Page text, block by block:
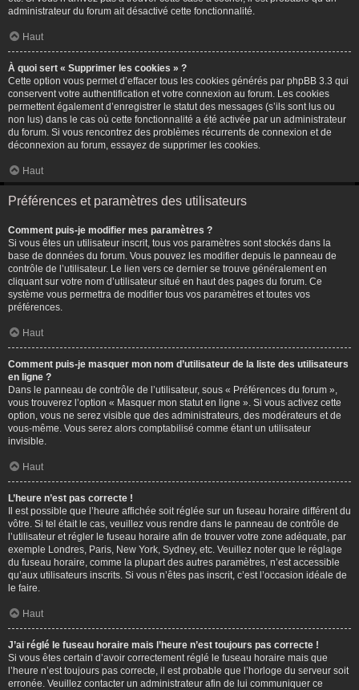
administrateur du forum ait désactivé cette fonctionnalité.
Haut
À quoi sert « Supprimer les cookies » ?
Cette option vous permet d’effacer tous les cookies générés par phpBB 3.3 qui
conservent votre authentification et votre connexion au forum. Les cookies
permettent également d’enregistrer le statut des messages (s’ils sont lus ou
non lus) dans le cas où cette fonctionnalité a été activée par un administrateur
du forum. Si vous rencontrez des problèmes récurrents de connexion et de
déconnexion au forum, essayez de supprimer les cookies.
Haut
Préférences et paramètres des utilisateurs
Comment puis-je modifier mes paramètres ?
Si vous êtes un utilisateur inscrit, tous vos paramètres sont stockés dans la
base de données du forum. Vous pouvez les modifier depuis le panneau de
contrôle de l’utilisateur. Le lien vers ce dernier se trouve généralement en
cliquant sur votre nom d’utilisateur situé en haut des pages du forum. Ce
système vous permettra de modifier tous vos paramètres et toutes vos
préférences.
Haut
Comment puis-je masquer mon nom d’utilisateur de la liste des utilisateurs
en ligne ?
Dans le panneau de contrôle de l’utilisateur, sous « Préférences du forum »,
vous trouverez l’option « Masquer mon statut en ligne ». Si vous activez cette
option, vous ne serez visible que des administrateurs, des modérateurs et de
vous-même. Vous serez alors comptabilisé comme étant un utilisateur
invisible.
Haut
L’heure n’est pas correcte !
Il est possible que l’heure affichée soit réglée sur un fuseau horaire différent du
vôtre. Si tel était le cas, veuillez vous rendre dans le panneau de contrôle de
l’utilisateur et régler le fuseau horaire afin de trouver votre zone adéquate, par
exemple Londres, Paris, New York, Sydney, etc. Veuillez noter que le réglage
du fuseau horaire, comme la plupart des autres paramètres, n’est accessible
qu’aux utilisateurs inscrits. Si vous n’êtes pas inscrit, c’est l’occasion idéale de
le faire.
Haut
J’ai réglé le fuseau horaire mais l’heure n’est toujours pas correcte !
Si vous êtes certain d’avoir correctement réglé le fuseau horaire mais que
l’heure n’est toujours pas correcte, il est probable que l’horloge du serveur soit
erronée. Veuillez contacter un administrateur afin de lui communiquer ce